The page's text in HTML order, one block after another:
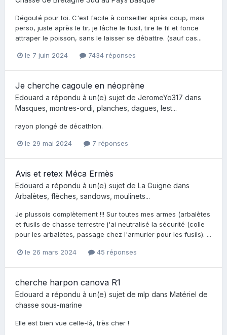
Dégouté pour toi. C'est facile à conseiller après coup, mais
perso, juste après le tir, je lâche le fusil, tire le fil et fonce
attraper le poisson, sans le laisser se débattre. (sauf cas...
le 7 juin 2024 7434 réponses
Je cherche cagoule en néoprène
Edouard a répondu à un(e) sujet de JeromeYo317 dans
Masques, montres-ordi, planches, dagues, lest...
rayon plongé de décathlon.
le 29 mai 2024 7 réponses
Avis et retex Méca Ermès
Edouard a répondu à un(e) sujet de La Guigne dans
Arbalètes, flèches, sandows, moulinets...
Je plussois complètement !!! Sur toutes mes armes (arbalètes
et fusils de chasse terrestre j'ai neutralisé la sécurité (colle
pour les arbalètes, passage chez l'armurier pour les fusils). ...
le 26 mars 2024 45 réponses
cherche harpon canova R1
Edouard a répondu à un(e) sujet de mlp dans Matériel de
chasse sous-marine
Elle est bien vue celle-là, très cher !